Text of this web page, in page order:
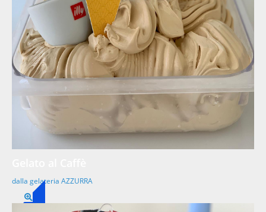
dalla gelateria AZZURRA